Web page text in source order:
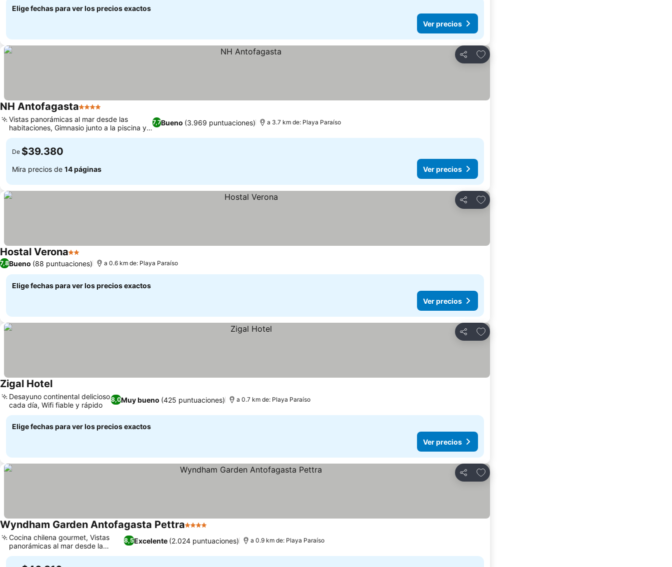
Elige fechas para ver los precios exactos
Ver precios
Compartir
Agregar a favoritos
NH Antofagasta4 Estrellas
7,7Bueno (3.969 puntuaciones)
Vistas panorámicas al mar desde las
habitaciones, Gimnasio junto a la piscina y
piscina exterior
a 3.7 km de: Playa Paraíso
De $39.380
Mira precios de 14 páginas Ver precios
Compartir
Agregar a favoritos
Hostal Verona2 Estrellas
7,8Bueno (88 puntuaciones) a 0.6 km de: Playa Paraíso
Elige fechas para ver los precios exactos
Ver precios
Compartir
Agregar a favoritos
Zigal Hotel
8,0Muy bueno (425 puntuaciones)
Desayuno continental delicioso
cada día, Wifi fiable y rápido
a 0.7 km de: Playa Paraíso
Elige fechas para ver los precios exactos
Ver precios
Compartir
Agregar a favoritos
Wyndham Garden Antofagasta Pettra4 Estrellas
8,5Excelente (2.024 puntuaciones)
Cocina chilena gourmet, Vistas
panorámicas al mar desde la
habitación
a 0.9 km de: Playa Paraíso